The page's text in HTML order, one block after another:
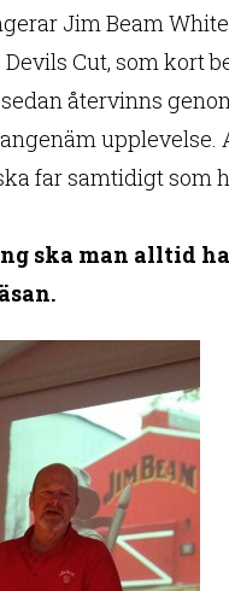
Jim Beam
Cut, som kort
återvinns
upplevelse.
far samtidigt som
ska man alltid